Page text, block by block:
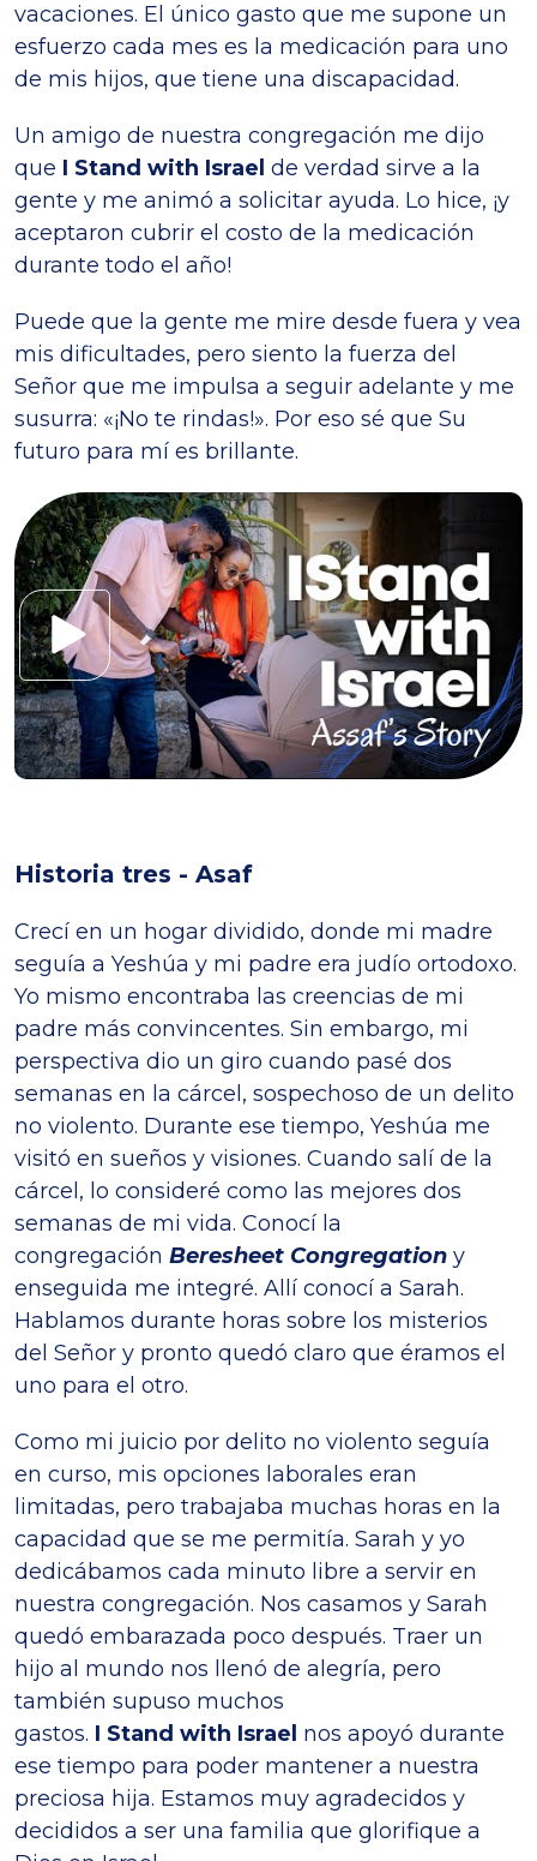
vacaciones. El único gasto que me supone un
esfuerzo cada mes es la medicación para uno
de mis hijos, que tiene una discapacidad.
Un amigo de nuestra congregación me dijo
que I Stand with Israel de verdad sirve a la
gente y me animó a solicitar ayuda. Lo hice, ¡y
aceptaron cubrir el costo de la medicación
durante todo el año!
Puede que la gente me mire desde fuera y vea
mis dificultades, pero siento la fuerza del
Señor que me impulsa a seguir adelante y me
susurra: «¡No te rindas!». Por eso sé que Su
futuro para mí es brillante.
Historia tres - Asaf
Crecí en un hogar dividido, donde mi madre
seguía a Yeshúa y mi padre era judío ortodoxo.
Yo mismo encontraba las creencias de mi
padre más convincentes. Sin embargo, mi
perspectiva dio un giro cuando pasé dos
semanas en la cárcel, sospechoso de un delito
no violento. Durante ese tiempo, Yeshúa me
visitó en sueños y visiones. Cuando salí de la
cárcel, lo consideré como las mejores dos
semanas de mi vida. Conocí la
congregación Beresheet Congregation y
enseguida me integré. Allí conocí a Sarah.
Hablamos durante horas sobre los misterios
del Señor y pronto quedó claro que éramos el
uno para el otro.
Como mi juicio por delito no violento seguía
en curso, mis opciones laborales eran
limitadas, pero trabajaba muchas horas en la
capacidad que se me permitía. Sarah y yo
dedicábamos cada minuto libre a servir en
nuestra congregación. Nos casamos y Sarah
quedó embarazada poco después. Traer un
hijo al mundo nos llenó de alegría, pero
también supuso muchos
gastos. I Stand with Israel nos apoyó durante
ese tiempo para poder mantener a nuestra
preciosa hija. Estamos muy agradecidos y
decididos a ser una familia que glorifique a